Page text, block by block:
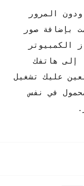
المرور
بإضافة صور
الكمبيوتر
إلى هاتفك
عليك تشغيل
في نفس